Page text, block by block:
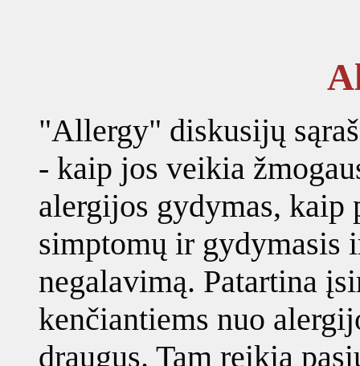
"Allergy" diskusijų
- kaip jos veikia
alergijos gydymas, kaip
simptomų ir gydymasis
negalavimą. Patartina
kenčiantiems nuo
draugus. Tam reikia